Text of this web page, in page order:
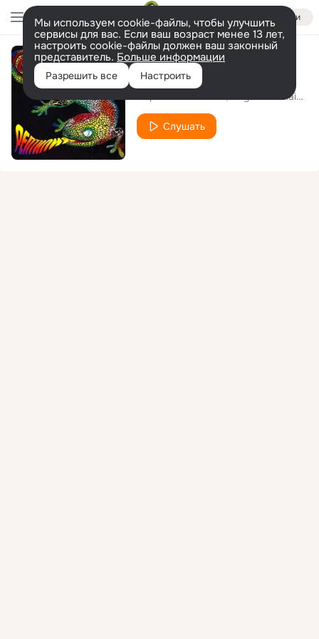
Войти
Мы используем cookie-файлы, чтобы улучшить
сервисы для вас. Если ваш возраст менее 13 лет,
настроить cookie-файлы должен ваш законный
представитель. Больше информации
Разрешить все Настроить
Курсив
City Vanadalaizer
Слушать